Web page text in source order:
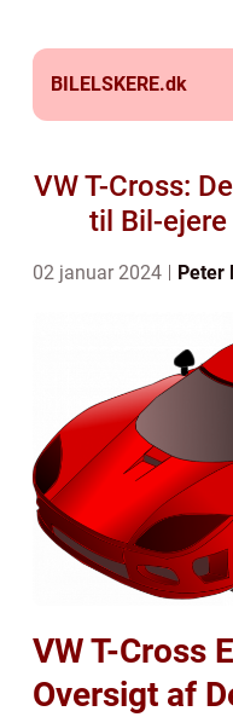
BILELSKERE.dk
VW T-Cross:
til Bil-
02 januar 2024 Peter
VW T-Cross
Oversigt af